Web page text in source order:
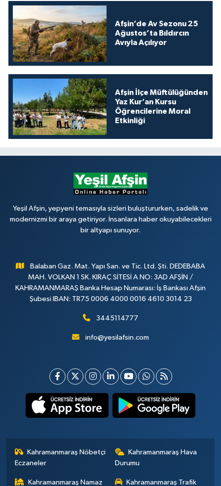
Afşin’de Av Sezonu 25
Ağustos’ta Bıldırcın
Avıyla Açılıyor
Afşin İlçe Müftülüğünden
Yaz Kur’an Kursu
Öğrencilerine Moral
Etkinliği
Yeşil Afşin, yepyeni temasıyla sizleri buluştururken, sadelik ve
modernizmi bir araya getiriyor. İnsanlara haber okuyabilecekleri
bir altyapı sunuyor.
Balaban Gaz. Mat. Yapı San. ve Tic. Ltd. Şti. DEDEBABA
MAH. VOLKAN 1 SK. KIRAÇ SİTESİ A NO: 3AD AFŞİN /
KAHRAMANMARAŞ Banka Hesap Numarası: İş Bankası Afşin
Şubesi IBAN: TR75 0006 4000 0016 4610 3014 23
3445114777
info@yesilafsin.com
Kahramanmaraş Nöbetçi
Eczaneler
Kahramanmaraş Hava
Durumu
Kahramanmaraş Namaz Kahramanmaraş Trafik